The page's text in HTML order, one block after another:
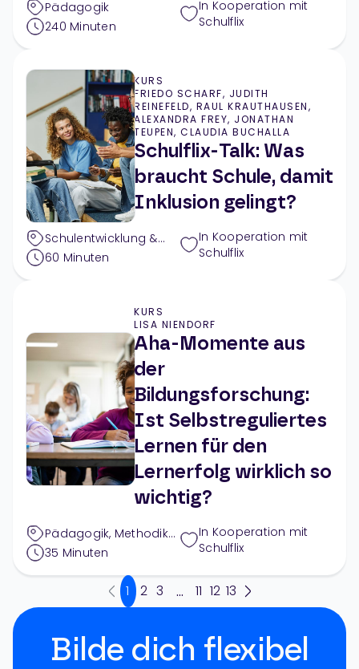
Pädagogik
240 Minuten
In Kooperation mit
Schulflix
KURS
FRIEDO SCHARF, JUDITH
REINEFELD, RAUL KRAUTHAUSEN,
ALEXANDRA FREY, JONATHAN
TEUPEN, CLAUDIA BUCHALLA
Schulflix-Talk: Was
braucht Schule, damit
Inklusion gelingt?
Schulentwicklung &
Außerunterrichtliches
60 Minuten
In Kooperation mit
Schulflix
KURS
LISA NIENDORF
Aha-Momente aus
der
Bildungsforschung:
Ist Selbstreguliertes
Lernen für den
Lernerfolg wirklich so
wichtig?
Pädagogik, Methodik
& Didaktik
35 Minuten
In Kooperation mit
Schulflix
1 2 3 ... 11 12 13
Bilde dich flexibel